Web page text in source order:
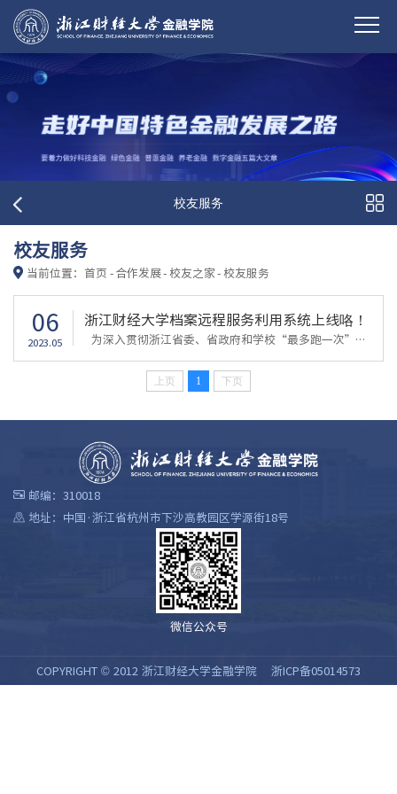
校友服务
校友服务
当前位置：首页 -合作发展-校友之家-校友服务
06
2023.05
浙江财经大学档案远程服务利用系统上线咯！
为深入贯彻浙江省委、省政府和学校“最多跑一次”改革的有关精神，学校在数字档案资源建设的基础上，为校友开通了远程查档服务。广大校友可以通过远程查档服务系统线上提供需求，档案馆线下寄送档案，实现校友查档“一次都不用跑”。查档内容录取名册、学籍表、成绩单、授予学位的决定、硕士论文评阅书服务对象浙江财经大学校友联系方式浙江财经大学档案馆联系人：杨老师、叶老师联系电话：0571-87557022在/线/申/请/查/档/业...
上页 1 下页
邮编：310018
地址：中国·浙江省杭州市下沙高教园区学源街18号
微信公众号
COPYRIGHT © 2012 浙江财经大学金融学院 浙ICP备05014573